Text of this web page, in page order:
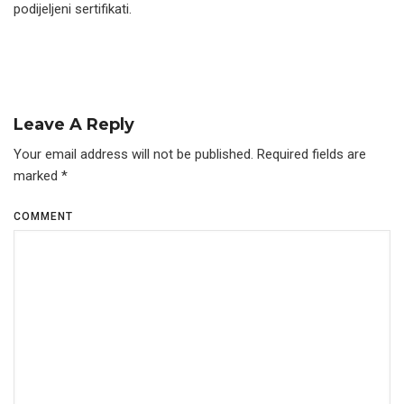
podijeljeni sertifikati.
Leave A Reply
Your email address will not be published. Required fields are
marked *
COMMENT